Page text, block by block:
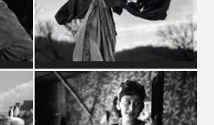
EPOUVANTAILS